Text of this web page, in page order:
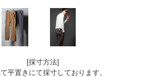
[採寸方法]
平置きにて採寸しております。